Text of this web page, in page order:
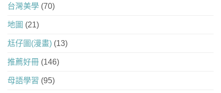
台灣美學 (70)
地圖 (21)
尪仔圖(漫畫) (13)
推薦好冊 (146)
母語學習 (95)